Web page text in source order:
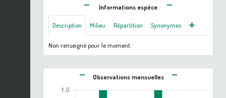
Informations espèce
Description Milieu Répartition Synonymes
Non renseigné pour le moment
Observations mensuelles